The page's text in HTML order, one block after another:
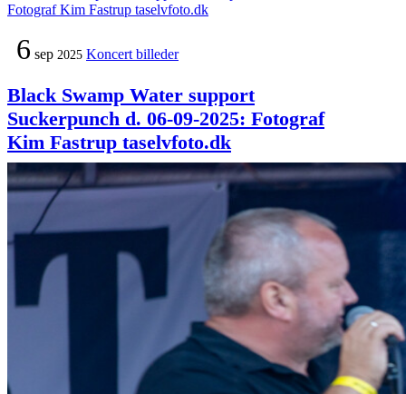
6 sep 2025 Koncert billeder
Black Swamp Water support
Suckerpunch d. 06-09-2025: Fotograf
Kim Fastrup taselvfoto.dk